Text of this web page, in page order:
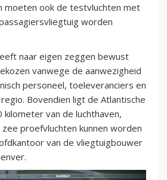
moeten ook de testvluchten met
worden
naar eigen zeggen bewust
vanwege de aanwezigheid
personeel, toeleveranciers en
Bovendien ligt de Atlantische
kilometer van de luchthaven,
proefvluchten kunnen worden
van de vliegtuigbouwer